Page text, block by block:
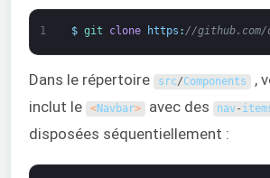
1 $ git clone https : //github.com/
Dans le répertoire src/Components ,
inclut le
<Navbar> avec des nav-
disposées séquentiellement :